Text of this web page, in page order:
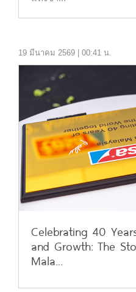
19 มีนาคม 2569 | 00:41 น.
Celebrating 40
and Growth: The
Mala...